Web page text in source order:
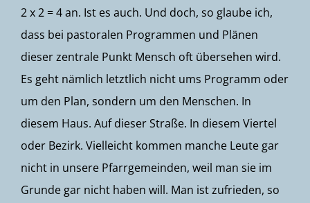
2 x 2 = 4 an. Ist es auch. Und doch, so glaube ich,
dass bei pastoralen Programmen und Plänen
dieser zentrale Punkt Mensch oft übersehen wird.
Es geht nämlich letztlich nicht ums Programm oder
um den Plan, sondern um den Menschen. In
diesem Haus. Auf dieser Straße. In diesem Viertel
oder Bezirk. Vielleicht kommen manche Leute gar
nicht in unsere Pfarrgemeinden, weil man sie im
Grunde gar nicht haben will. Man ist zufrieden, so